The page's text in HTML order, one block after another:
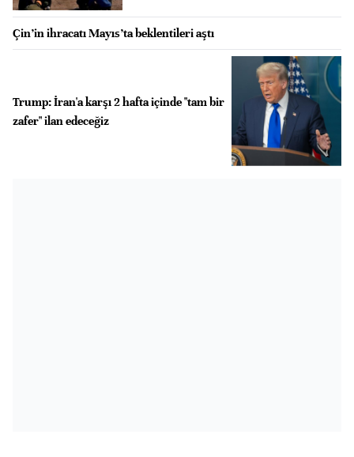
Çin’in ihracatı Mayıs’ta beklentileri aştı
Trump: İran'a karşı 2 hafta içinde "tam bir
zafer" ilan edeceğiz